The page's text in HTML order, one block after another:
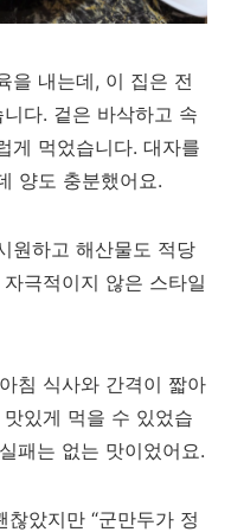
을 내는데, 이 집은 전
니다. 겉은 바삭하고 속
게 먹었습니다. 대자를
양도 충분했어요.
원하고 해산물도 적당
극적이지 않은 스타일
침 식사와 간격이 짧아
있게 먹을 수 있었습
패는 없는 맛이었어요.
았지만 “군만두가 정